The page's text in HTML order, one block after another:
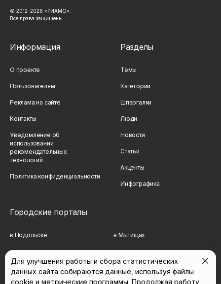
© 2012-2026 «РИАМО».
Все права защищены
Информация
О проекте
Пользователям
Реклама на сайте
Контакты
Уведомление об
использовании
рекомендательных
технологий
Политика конфиденциальности
Разделы
Темы
Категории
Шпаргалки
Люди
Новости
Статьи
Акценты
Инфографика
Городские порталы
в Подольске в Мытищах
в Сергиевом Посаде в Люберцах
Для улучшения работы и сбора статистических
данных сайта собираются данные, используя файлы
cookie и метрические программы. Продолжая работу